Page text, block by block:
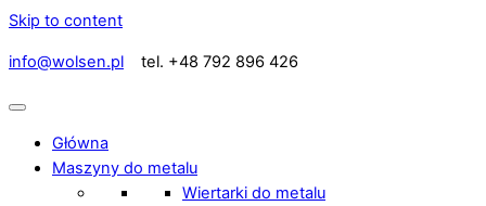
Skip to content
info@wolsen.pl tel. +48 792 896 426
Główna
Maszyny do metalu
Wiertarki do metalu